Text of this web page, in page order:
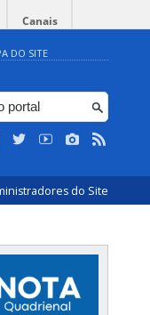
Canais
DO SITE
do Site